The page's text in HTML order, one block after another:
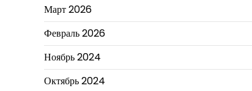
Март 2026
Февраль 2026
Ноябрь 2024
Октябрь 2024